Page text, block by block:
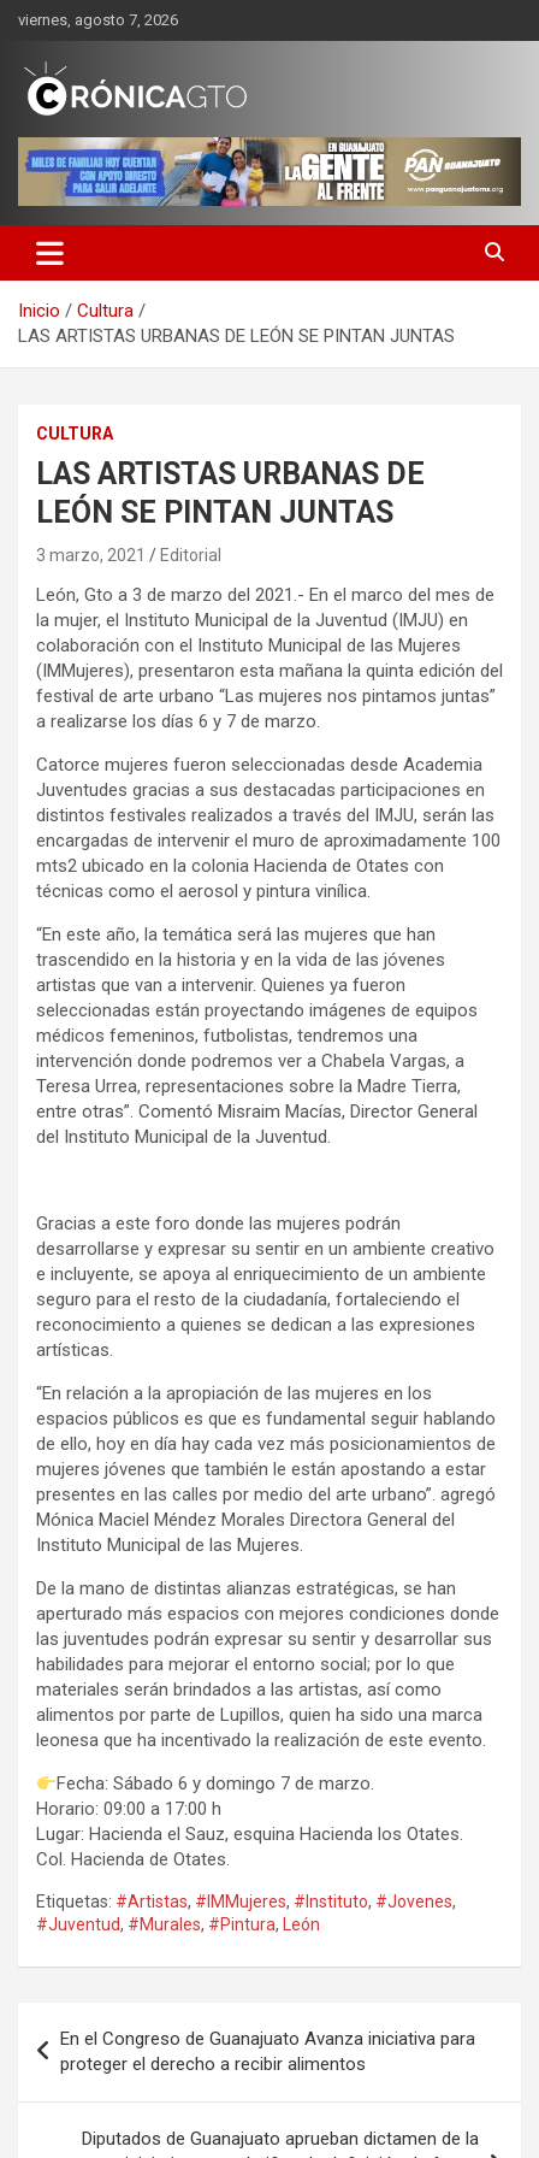
Saltar
contenido
viernes, agosto 7, 2026
CRONICA GUANAJUATO
Inicio
Cultura
LAS ARTISTAS URBANAS DE LEÓN SE PINTAN JUNTAS
CULTURA
LAS ARTISTAS URBANAS DE
LEÓN SE PINTAN JUNTAS
3 marzo, 2021 Editorial
León, Gto a 3 de marzo del 2021.- En el marco del mes de
la mujer, el Instituto Municipal de la Juventud (IMJU) en
colaboración con el Instituto Municipal de las Mujeres
(IMMujeres), presentaron esta mañana la quinta edición del
festival de arte urbano “Las mujeres nos pintamos juntas”
a realizarse los días 6 y 7 de marzo.
Catorce mujeres fueron seleccionadas desde Academia
Juventudes gracias a sus destacadas participaciones en
distintos festivales realizados a través del IMJU, serán las
encargadas de intervenir el muro de aproximadamente 100
mts2 ubicado en la colonia Hacienda de Otates con
técnicas como el aerosol y pintura vinílica.
“En este año, la temática será las mujeres que han
trascendido en la historia y en la vida de las jóvenes
artistas que van a intervenir. Quienes ya fueron
seleccionadas están proyectando imágenes de equipos
médicos femeninos, futbolistas, tendremos una
intervención donde podremos ver a Chabela Vargas, a
Teresa Urrea, representaciones sobre la Madre Tierra,
entre otras”. Comentó Misraim Macías, Director General
del Instituto Municipal de la Juventud.
Gracias a este foro donde las mujeres podrán
desarrollarse y expresar su sentir en un ambiente creativo
e incluyente, se apoya al enriquecimiento de un ambiente
seguro para el resto de la ciudadanía, fortaleciendo el
reconocimiento a quienes se dedican a las expresiones
artísticas.
“En relación a la apropiación de las mujeres en los
espacios públicos es que es fundamental seguir hablando
de ello, hoy en día hay cada vez más posicionamientos de
mujeres jóvenes que también le están apostando a estar
presentes en las calles por medio del arte urbano”. agregó
Mónica Maciel Méndez Morales Directora General del
Instituto Municipal de las Mujeres.
De la mano de distintas alianzas estratégicas, se han
aperturado más espacios con mejores condiciones donde
las juventudes podrán expresar su sentir y desarrollar sus
habilidades para mejorar el entorno social; por lo que
materiales serán brindados a las artistas, así como
alimentos por parte de Lupillos, quien ha sido una marca
leonesa que ha incentivado la realización de este evento.
Fecha: Sábado 6 y domingo 7 de marzo.
Horario: 09:00 a 17:00 h
Lugar: Hacienda el Sauz, esquina Hacienda los Otates.
Col. Hacienda de Otates.
Etiquetas: #Artistas, #IMMujeres, #Instituto, #Jovenes,
#Juventud, #Murales, #Pintura, León
de
entradas
En el Congreso de Guanajuato Avanza iniciativa para
proteger el derecho a recibir alimentos
Diputados de Guanajuato aprueban dictamen de la